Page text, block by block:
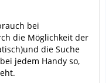
bei
die Möglichkeit der
die Suche
jedem Handy so,